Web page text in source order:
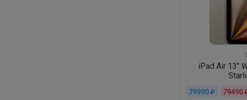
iPad Air 13"
79990 ₽ 79490